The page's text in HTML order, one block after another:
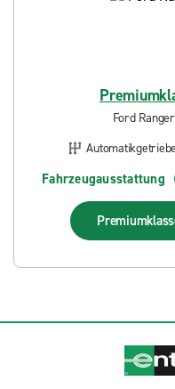
Ford
Automatikgetriebe
Fahrzeugausstattung